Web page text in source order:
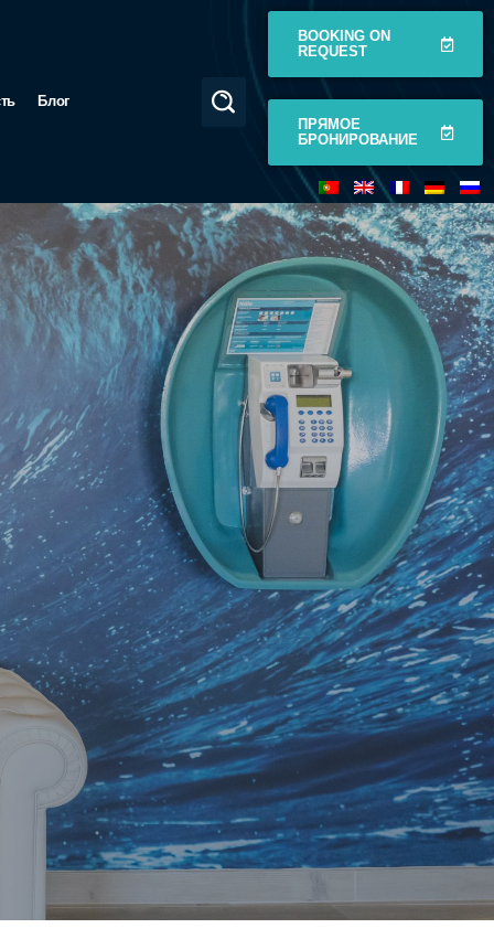
Блог
BOOKING ON
REQUEST
ПРЯМОЕ
БРОНИРОВАНИЕ